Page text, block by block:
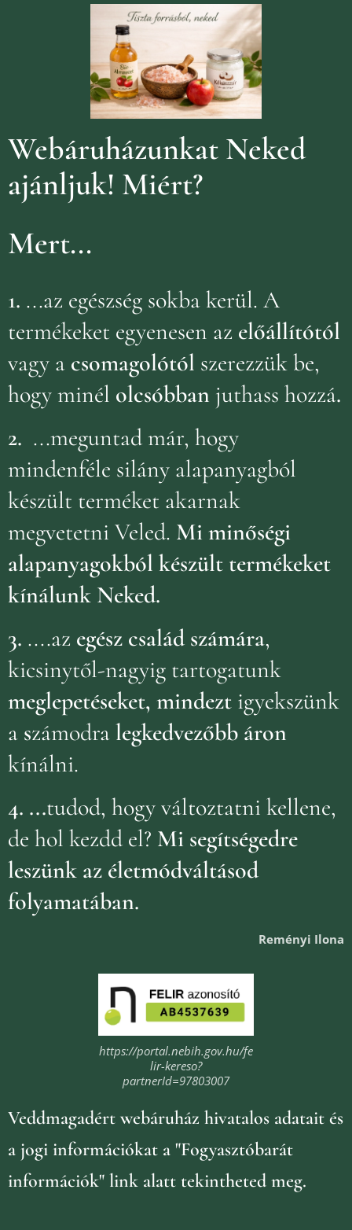
Webáruházunkat Neked
ajánljuk! Miért?
Mert...
1. ...az egészség sokba kerül. A
termékeket egyenesen az előállítótól
vagy a csomagolótól szerezzük be,
hogy minél olcsóbban juthass hozzá.
2. ...meguntad már, hogy
mindenféle silány alapanyagból
készült terméket akarnak
megvetetni Veled. Mi minőségi
alapanyagokból készült termékeket
kínálunk Neked.
3. ....az egész család számára,
kicsinytől-nagyig tartogatunk
meglepetéseket, mindezt igyekszünk
a számodralegkedvezőbb áron
kínálni.
4. ...tudod, hogy változtatni kellene,
de hol kezdd el? Mi segítségedre
leszünk az életmódváltásod
folyamatában.
Reményi Ilona
https://portal.nebih.gov.hu/fe
lir-kereso?
partnerId=97803007
Veddmagadért webáruház hivatalos adatait és
a jogi információkat a "Fogyasztóbarát
információk" link alatt tekintheted meg.